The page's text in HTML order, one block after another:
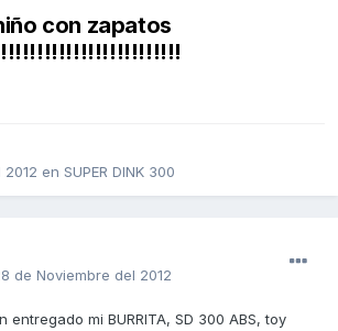
con zapatos
en SUPER DINK 300
de Noviembre del 2012
entregado mi BURRITA, SD 300 ABS, toy